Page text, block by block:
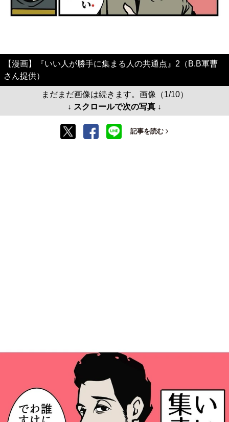
【漫画】『いい人が勝手に集まる人の共通点』2（B.B軍曹
さん提供）
まだまだ画像は続きます。画像（1/10）
↓ スクロールで次の写真 ↓
記事を読む